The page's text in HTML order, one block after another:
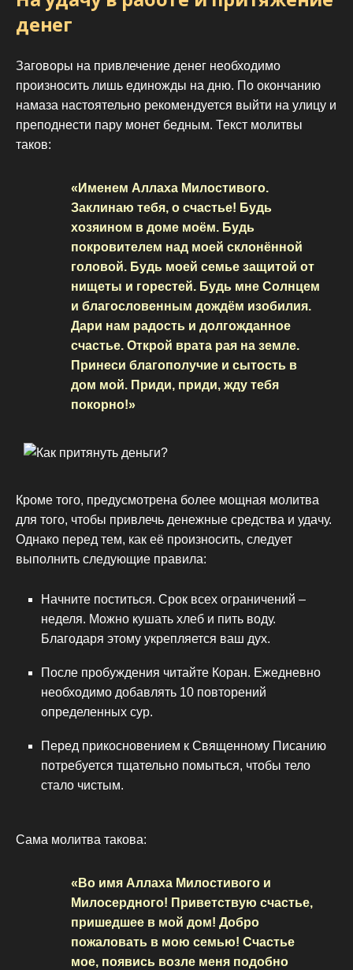
денег
Заговоры на привлечение денег необходимо
произносить лишь единожды на дню. По окончанию
намаза настоятельно рекомендуется выйти на улицу и
преподнести пару монет бедным. Текст молитвы
таков:
«Именем Аллаха Милостивого.
Заклинаю тебя, о счастье! Будь
хозяином в доме моём. Будь
покровителем над моей склонённой
головой. Будь моей семье защитой от
нищеты и горестей. Будь мне Солнцем
и благословенным дождём изобилия.
Дари нам радость и долгожданное
счастье. Открой врата рая на земле.
Принеси благополучие и сытость в
дом мой. Приди, приди, жду тебя
покорно!»
Кроме того, предусмотрена более мощная молитва
для того, чтобы привлечь денежные средства и удачу.
Однако перед тем, как её произносить, следует
выполнить следующие правила:
Начните поститься. Срок всех ограничений –
неделя. Можно кушать хлеб и пить воду.
Благодаря этому укрепляется ваш дух.
После пробуждения читайте Коран. Ежедневно
необходимо добавлять 10 повторений
определенных сур.
Перед прикосновением к Священному Писанию
потребуется тщательно помыться, чтобы тело
стало чистым.
Сама молитва такова:
«Во имя Аллаха Милостивого и
Милосердного! Приветствую счастье,
пришедшее в мой дом! Добро
пожаловать в мою семью! Счастье
мое, появись возле меня подобно